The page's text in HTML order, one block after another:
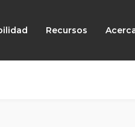
Recursos